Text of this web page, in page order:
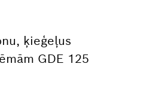
ķieģeļus
GDE 125